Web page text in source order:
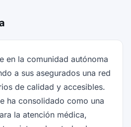
en la comunidad autónoma
a sus asegurados una red
de calidad y accesibles.
ha consolidado como una
la atención médica,